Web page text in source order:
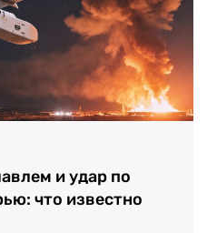
и удар по
что известно